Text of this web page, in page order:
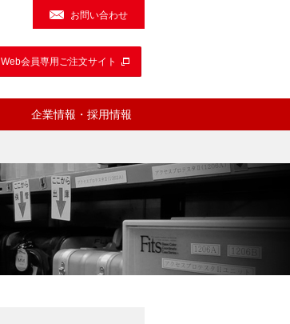
お問い合わせ
Web会員専用ご注文サイト
企業情報・採用情報